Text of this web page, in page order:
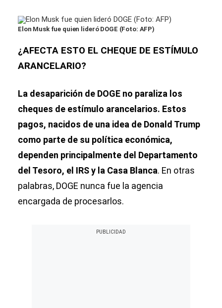
Elon Musk fue quien lideró DOGE (Foto: AFP)
¿AFECTA ESTO EL CHEQUE DE ESTÍMULO
ARANCELARIO?
La desaparición de DOGE no paraliza los
cheques de estímulo arancelarios. Estos
pagos, nacidos de una idea de Donald Trump
como parte de su política económica,
dependen principalmente del Departamento
del Tesoro, el IRS y la Casa Blanca. En otras
palabras, DOGE nunca fue la agencia
encargada de procesarlos.